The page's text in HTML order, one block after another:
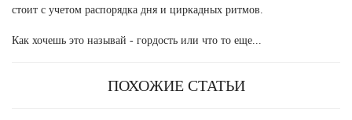
стоит с учетом распорядка дня и циркадных ритмов.
Как хочешь это называй - гордость или что то еще...
ПОХОЖИЕ СТАТЬИ